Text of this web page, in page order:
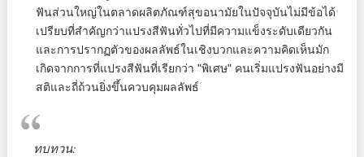
ฟันส่วนใหญ่ในตลาดผลิตภัณฑ์สุขอนามัยในปัจจุบันไม่มีข้อได้
เปรียบที่สำคัญกว่าแปรงสีฟันทั่วไปที่มีความแข็งระดับเดียวกัน
และการปรากฏตัวของผลลัพธ์ในเชิงบวกและความคิดเห็นมัก
เกิดจากการที่แปรงสีฟันที่เรียกว่า "พิเศษ" คนเริ่มแปรงฟันอย่างมี
สติและถี่ถ้วนยิ่งขึ้นควบคุมผลลัพธ์
ทบทวน: